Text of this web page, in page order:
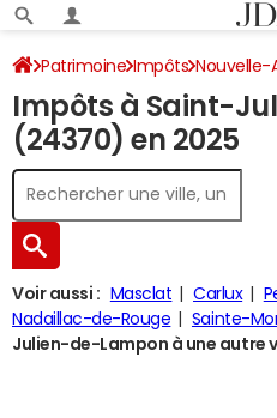
Patrimoine Impôts Nouvelle-
Saint-Julien-de-Lampon Impôt
Impôts à Saint-
(24370) en 2025
Voir aussi : Masclat Carlux
Nadaillac-de-Rouge
Sainte-
Julien-de-Lampon à une autre